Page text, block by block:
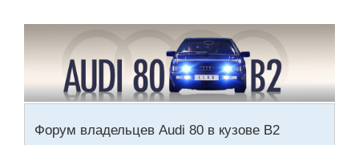
Форум владельцев Audi 80 в кузове В2